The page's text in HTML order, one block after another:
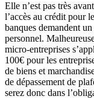
Elle n’est pas très
l’accès au crédit pour
banques demandent
personnel.
micro-entreprises
100€ pour les
de biens et
de dépassement de
serez donc dans